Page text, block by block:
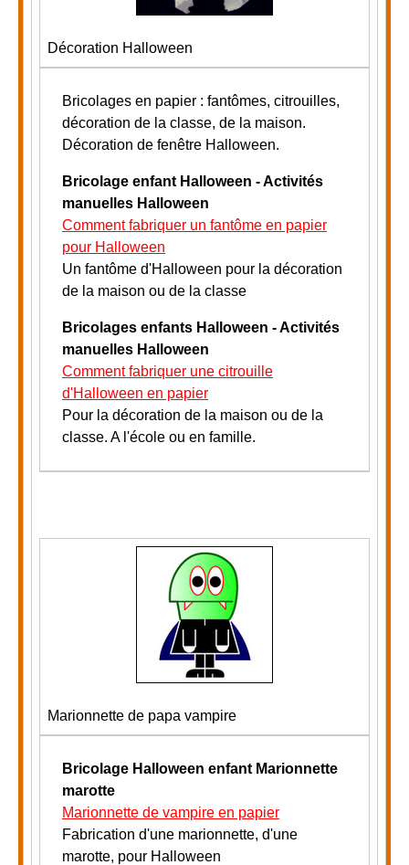
Décoration Halloween
Bricolages en papier : fantômes, citrouilles,
décoration de la classe, de la maison.
Décoration de fenêtre Halloween.
Bricolage enfant Halloween - Activités
manuelles Halloween
Comment fabriquer un fantôme en papier
pour Halloween
Un fantôme d'Halloween pour la décoration
de la maison ou de la classe
Bricolages enfants Halloween - Activités
manuelles Halloween
Comment fabriquer une citrouille
d'Halloween en papier
Pour la décoration de la maison ou de la
classe. A l'école ou en famille.
Marionnette de papa vampire
Bricolage Halloween enfant Marionnette
marotte
Marionnette de vampire en papier
Fabrication d'une marionnette, d'une
marotte, pour Halloween